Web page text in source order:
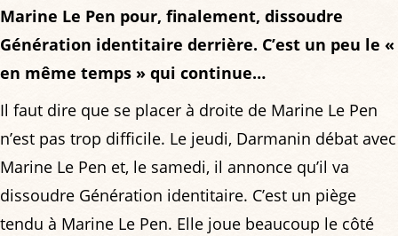
Marine Le Pen pour, finalement, dissoudre
Génération identitaire derrière. C’est un peu le «
en même temps » qui continue…
Il faut dire que se placer à droite de Marine Le Pen
n’est pas trop difficile. Le jeudi, Darmanin débat avec
Marine Le Pen et, le samedi, il annonce qu’il va
dissoudre Génération identitaire. C’est un piège
tendu à Marine Le Pen. Elle joue beaucoup le côté